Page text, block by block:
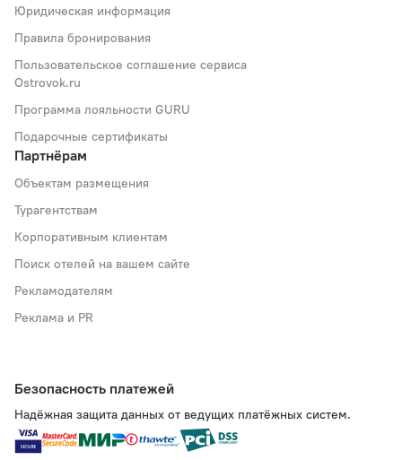
Юридическая информация
Правила бронирования
Пользовательское соглашение сервиса
Ostrovok.ru
Программа лояльности GURU
Подарочные сертификаты
Партнёрам
Объектам размещения
Турагентствам
Корпоративным клиентам
Поиск отелей на вашем сайте
Рекламодателям
Реклама и PR
Безопасность платежей
Надёжная защита данных от ведущих платёжных систем.